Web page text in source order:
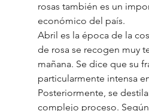
rosas también es un
económico del país.
Abril es la época de la
de rosa se recogen muy
mañana. Se dice que su
particularmente intensa
Posteriormente, se
complejo proceso.